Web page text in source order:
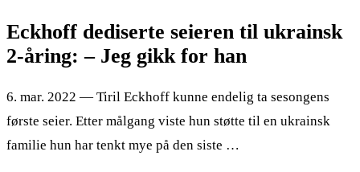
Eckhoff dediserte seieren til ukrainsk
2-åring: – Jeg gikk for han
6. mar. 2022 — Tiril Eckhoff kunne endelig ta sesongens
første seier. Etter målgang viste hun støtte til en ukrainsk
familie hun har tenkt mye på den siste …